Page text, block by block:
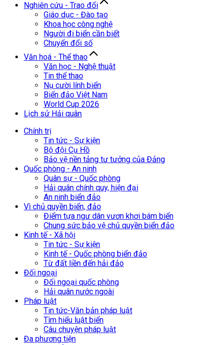
Nghiên cứu - Trao đổi
Giáo dục - Đào tạo
Khoa học công nghệ
Người đi biển cần biết
Chuyển đổi số
Văn hoá - Thể thao
Văn học - Nghệ thuật
Tin thể thao
Nụ cười lính biển
Biển đảo Việt Nam
World Cup 2026
Lịch sử Hải quân
Chính trị
Tin tức - Sự kiện
Bộ đội Cụ Hồ
Bảo vệ nền tảng tư tưởng của Đảng
Quốc phòng - An ninh
Quân sự - Quốc phòng
Hải quân chính quy, hiện đại
An ninh biển đảo
Vì chủ quyền biển, đảo
Điểm tựa ngư dân vươn khơi bám biển
Chung sức bảo vệ chủ quyền biển đảo
Kinh tế - Xã hội
Tin tức - Sự kiện
Kinh tế - Quốc phòng biển đảo
Từ đất liền đến hải đảo
Đối ngoại
Đối ngoại quốc phòng
Hải quân nước ngoài
Pháp luật
Tin tức-Văn bản pháp luật
Tìm hiểu luật biển
Câu chuyện pháp luật
Đa phương tiện